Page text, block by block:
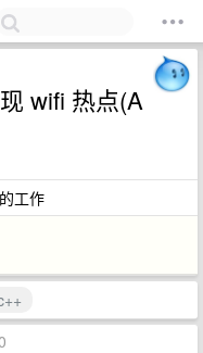
wifi 热点(A
工作